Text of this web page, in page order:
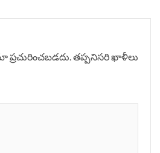
తప్పనిసరి ఖాళీలు